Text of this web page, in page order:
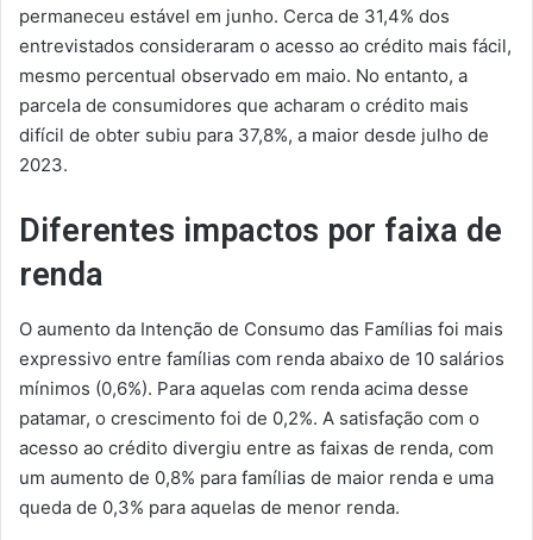
permaneceu estável em junho. Cerca de 31,4% dos
entrevistados consideraram o acesso ao crédito mais fácil,
mesmo percentual observado em maio. No entanto, a
parcela de consumidores que acharam o crédito mais
difícil de obter subiu para 37,8%, a maior desde julho de
2023.
Diferentes impactos por faixa de
renda
O aumento da Intenção de Consumo das Famílias foi mais
expressivo entre famílias com renda abaixo de 10 salários
mínimos (0,6%). Para aquelas com renda acima desse
patamar, o crescimento foi de 0,2%. A satisfação com o
acesso ao crédito divergiu entre as faixas de renda, com
um aumento de 0,8% para famílias de maior renda e uma
queda de 0,3% para aquelas de menor renda.